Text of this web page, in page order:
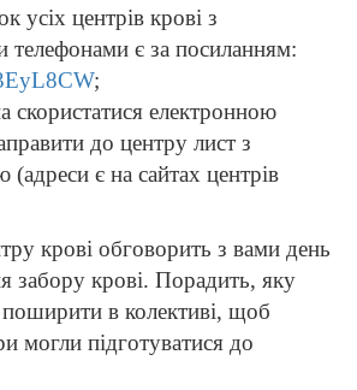
усіх центрів крові з
телефонами є за посиланням:
;
скористатися електронною
до центру лист з
(адреси є на сайтах центрів
крові обговорить з вами день
забору крові. Порадить, яку
в колективі, щоб
могли підготуватися до